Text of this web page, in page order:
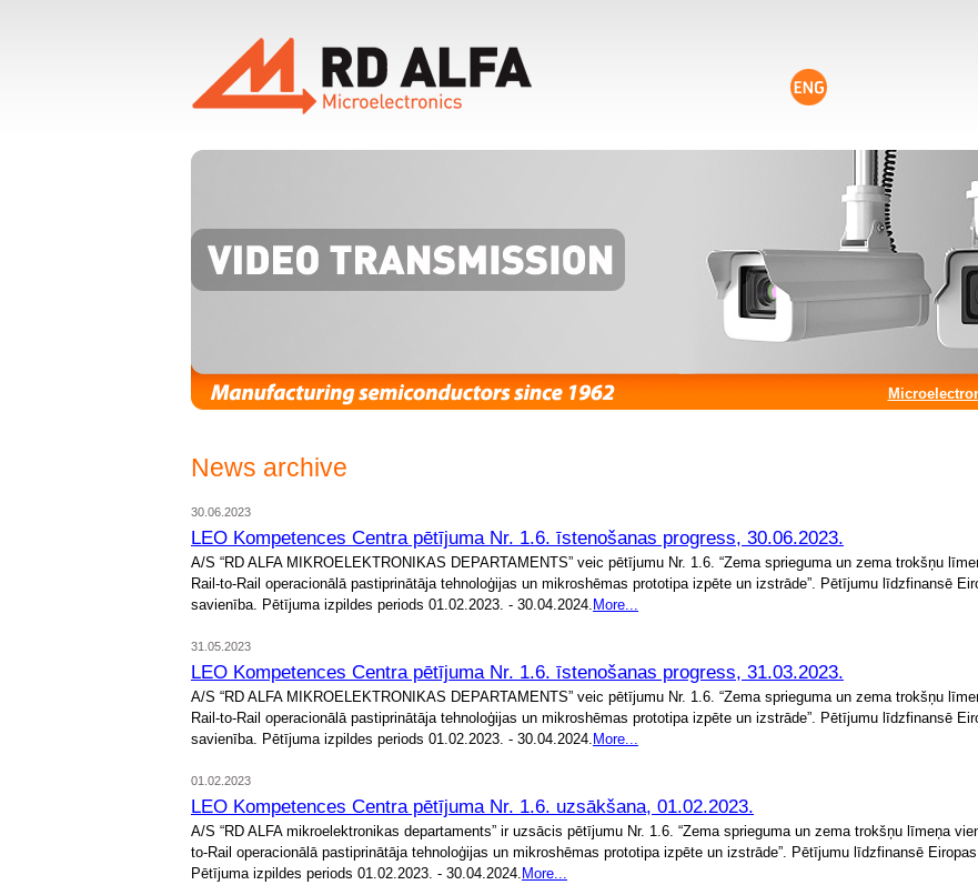
News archive
30.06.2023
LEO Kompetences Centra pētījuma Nr. 1.6. īstenošanas progress, 30.06.2023.
A/S “RD ALFA MIKROELEKTRONIKAS DEPARTAMENTS” veic pētījumu Nr. 1.6. “Zema sprieguma un zema trokšņu
Rail-to-Rail operacionālā pastiprinātāja tehnoloģijas un mikroshēmas prototipa izpēte un izstrāde”. Pētījumu līdzfinansē
savienība. Pētījuma izpildes periods 01.02.2023. - 30.04.2024. More...
31.05.2023
LEO Kompetences Centra pētījuma Nr. 1.6. īstenošanas progress, 31.03.2023.
A/S “RD ALFA MIKROELEKTRONIKAS DEPARTAMENTS” veic pētījumu Nr. 1.6. “Zema sprieguma un zema trokšņu
Rail-to-Rail operacionālā pastiprinātāja tehnoloģijas un mikroshēmas prototipa izpēte un izstrāde”. Pētījumu līdzfinansē
savienība. Pētījuma izpildes periods 01.02.2023. - 30.04.2024. More...
01.02.2023
LEO Kompetences Centra pētījuma Nr. 1.6. uzsākšana, 01.02.2023.
A/S “RD ALFA mikroelektronikas departaments” ir uzsācis pētījumu Nr. 1.6. “Zema sprieguma un zema trokšņu līmeņa
to-Rail operacionālā pastiprinātāja tehnoloģijas un mikroshēmas prototipa izpēte un izstrāde”. Pētījumu līdzfinansē
Pētījuma izpildes periods 01.02.2023. - 30.04.2024. More...